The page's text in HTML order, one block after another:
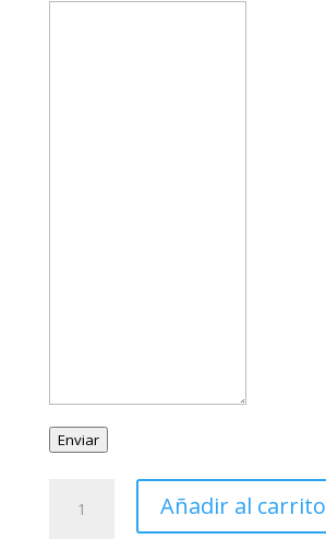
Enviar
sortija
Añadir al carrito